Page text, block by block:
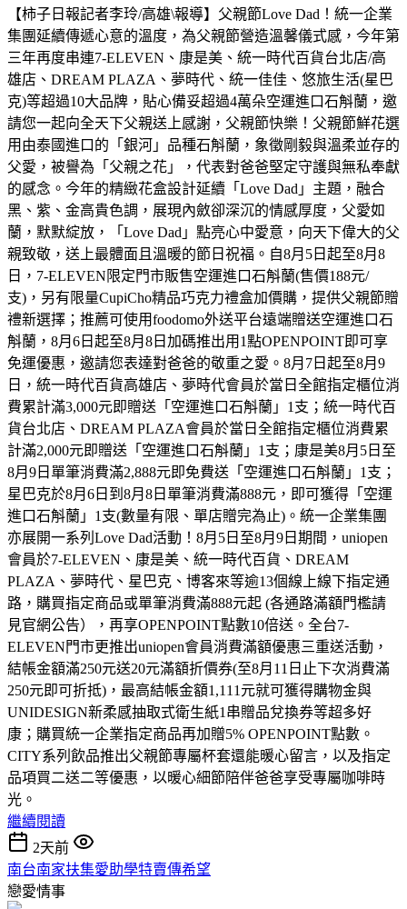
【柿子日報記者李玲/高雄\報導】父親節Love Dad！統一企業
集團延續傳遞心意的溫度，為父親節營造溫馨儀式感，今年第
三年再度串連7-ELEVEN、康是美、統一時代百貨台北店/高
雄店、DREAM PLAZA、夢時代、統一佳佳、悠旅生活(星巴
克)等超過10大品牌，貼心備妥超過4萬朵空運進口石斛蘭，邀
請您一起向全天下父親送上感謝，父親節快樂！父親節鮮花選
用由泰國進口的「銀河」品種石斛蘭，象徵剛毅與溫柔並存的
父愛，被譽為「父親之花」，代表對爸爸堅定守護與無私奉獻
的感念。今年的精緻花盒設計延續「Love Dad」主題，融合
黑、紫、金高貴色調，展現內斂卻深沉的情感厚度，父愛如
蘭，默默綻放，「Love Dad」點亮心中愛意，向天下偉大的父
親致敬，送上最體面且溫暖的節日祝福。自8月5日起至8月8
日，7-ELEVEN限定門市販售空運進口石斛蘭(售價188元/
支)，另有限量CupiCho精品巧克力禮盒加價購，提供父親節贈
禮新選擇；推薦可使用foodomo外送平台遠端贈送空運進口石
斛蘭，8月6日起至8月8日加碼推出用1點OPENPOINT即可享
免運優惠，邀請您表達對爸爸的敬重之愛。8月7日起至8月9
日，統一時代百貨高雄店、夢時代會員於當日全館指定櫃位消
費累計滿3,000元即贈送「空運進口石斛蘭」1支；統一時代百
貨台北店、DREAM PLAZA會員於當日全館指定櫃位消費累
計滿2,000元即贈送「空運進口石斛蘭」1支；康是美8月5日至
8月9日單筆消費滿2,888元即免費送「空運進口石斛蘭」1支；
星巴克於8月6日到8月8日單筆消費滿888元，即可獲得「空運
進口石斛蘭」1支(數量有限、單店贈完為止)。統一企業集團
亦展開一系列Love Dad活動！8月5日至8月9日期間，uniopen
會員於7-ELEVEN、康是美、統一時代百貨、DREAM
PLAZA、夢時代、星巴克、博客來等逾13個線上線下指定通
路，購買指定商品或單筆消費滿888元起 (各通路滿額門檻請
見官網公告），再享OPENPOINT點數10倍送。全台7-
ELEVEN門市更推出uniopen會員消費滿額優惠三重送活動，
結帳金額滿250元送20元滿額折價券(至8月11日止下次消費滿
250元即可折抵)，最高結帳金額1,111元就可獲得購物金與
UNIDESIGN新柔感抽取式衛生紙1串贈品兌換券等超多好
康；購買統一企業指定商品再加贈5% OPENPOINT點數。
CITY系列飲品推出父親節專屬杯套還能暖心留言，以及指定
品項買二送二等優惠，以暖心細節陪伴爸爸享受專屬咖啡時
光。
繼續閱讀
2天前
南台南家扶集愛助學特賣傳希望
戀愛情事